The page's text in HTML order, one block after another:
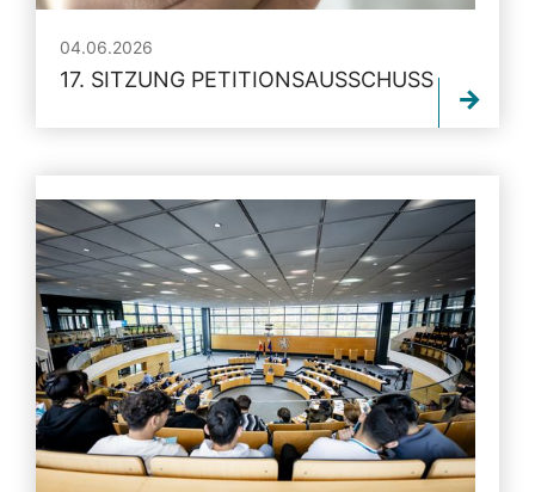
04.06.2026
17. SITZUNG PETITIONSAUSSCHUSS